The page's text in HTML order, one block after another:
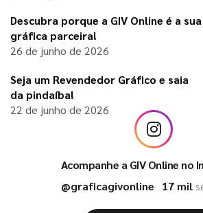
Descubra porque a GIV Online é a sua
gráfica parceira!
26 de junho de 2026
Seja um Revendedor Gráfico e saia
da pindaíba!
22 de junho de 2026
Acompanhe a GIV Online no
@graficagivonline
17 mil